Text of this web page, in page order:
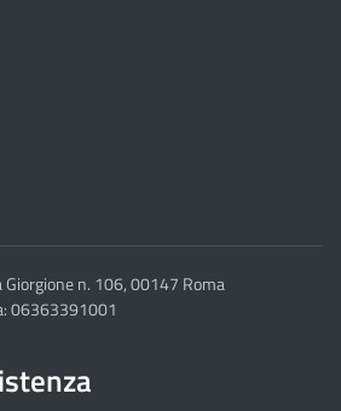
n. 106, 00147 Roma
06363391001